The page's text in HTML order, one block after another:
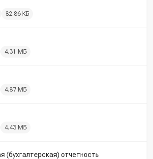
82.86 КБ
4.31 МБ
4.87 МБ
4.43 МБ
(бухгалтерская) отчетность